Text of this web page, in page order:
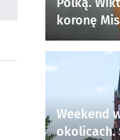
koronę
Weekend
okolicach.